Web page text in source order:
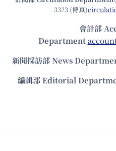
3323 (傳真)
會計部
Department
新聞採訪部 News
編輯部 Editorial